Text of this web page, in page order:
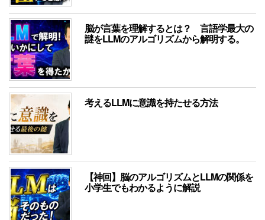
脳が言葉を理解するとは？ 言語学最大の
謎をLLMのアルゴリズムから解明する。
考えるLLMに意識を持たせる方法
【神回】脳のアルゴリズムとLLMの関係を
小学生でもわかるように解説